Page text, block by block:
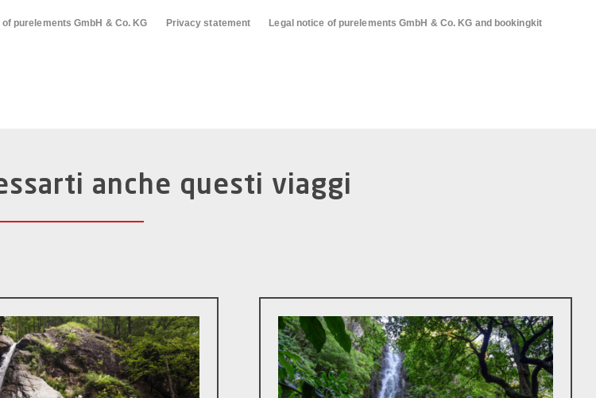
of purelements GmbH & Co. KG Privacy statement Legal notice of purelements GmbH & Co. KG and bookingkit
anche questi viaggi